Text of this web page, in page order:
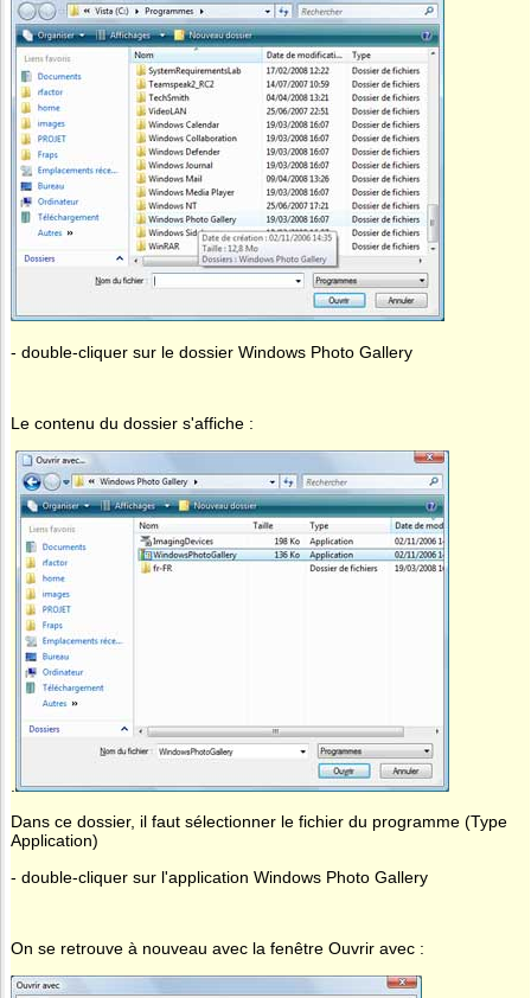
- double-cliquer sur le dossier Windows Photo Gallery
Le contenu du dossier s'affiche :
Dans ce dossier, il faut sélectionner le fichier du programme (Type
Application)
- double-cliquer sur l'application Windows Photo Gallery
On se retrouve à nouveau avec la fenêtre Ouvrir avec :